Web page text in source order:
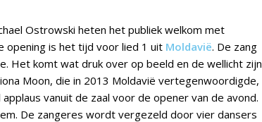
Ostrowski heten het publiek welkom met
opening is het tijd voor lied 1 uit Moldavië. De zang
Het komt wat druk over op beeld en de wellicht zijn
Moon, die in 2013 Moldavië vertegenwoordigde,
vanuit de zaal voor de opener van de avond.
De zangeres wordt vergezeld door vier dansers